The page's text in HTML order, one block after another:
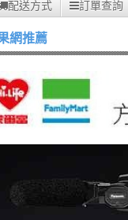
配送方式 訂單查詢
網推薦